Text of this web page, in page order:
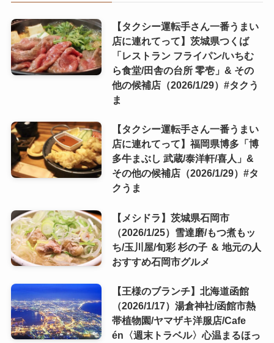
【タクシー運転手さん一番うまい
店に連れてって】茨城県つくば
「レストラン フライパン/いちむ
ら食堂/田舎の台所 零壱」& その
他の候補店（2026/1/29）#タクう
ま
【タクシー運転手さん一番うまい
店に連れてって】福岡県博多「博
多牛まぶし 武蔵/泰洋軒/喜人」&
その他の候補店（2026/1/29）#タ
クうま
【メシドラ】茨城県石岡市
（2026/1/25）雪達磨/もつ煮もッ
ち/玉川屋/旬彩 杉の子 ＆ 地元の人
おすすめ石岡市グルメ
【王様のブランチ】北海道函館
（2026/1/17）湯倉神社/函館市熱
帯植物園/ヤマザキ洋服店/Cafe
én〈週末トラベル〉心温まるほっ